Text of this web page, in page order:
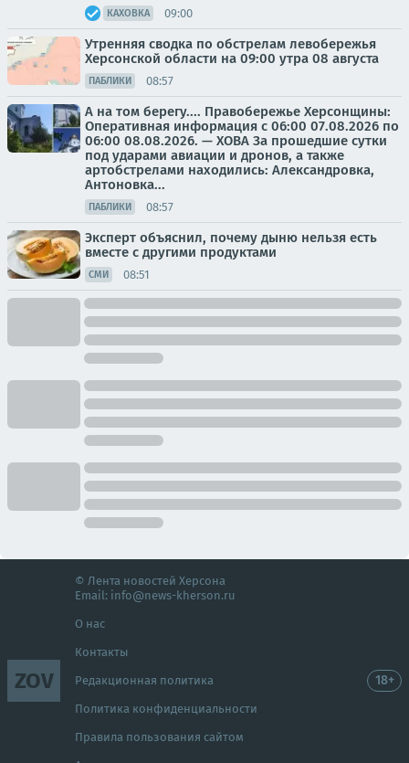
КАХОВКА 09:00
Утренняя сводка по обстрелам левобережья
Херсонской области на 09:00 утра 08 августа
ПАБЛИКИ 08:57
А на том берегу.... Правобережье Херсонщины:
Оперативная информация с 06:00 07.08.2026 по
06:00 08.08.2026. — ХОВА За прошедшие сутки
под ударами авиации и дронов, а также
артобстрелами находились: Александровка,
Антоновка...
ПАБЛИКИ 08:57
Эксперт объяснил, почему дыню нельзя есть
вместе с другими продуктами
СМИ 08:51
ZOV
© Лента новостей Херсона
Email: info@news-kherson.ru
О нас
Контакты
Редакционная политика
Политика конфиденциальности
Правила пользования сайтом
18+